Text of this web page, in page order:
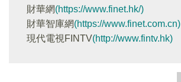
財華網(https://www.finet.hk/)
財華智庫網(https://www.finet.com.cn)
現代電視FINTV(http://www.fintv.hk)